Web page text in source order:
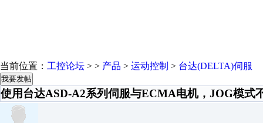
当前位置： 工控论坛 > > 产品 > 运动控制 > 台达(DELTA)伺服
我要发帖
使用台达ASD-A2系列伺服与ECMA电机，JOG模式